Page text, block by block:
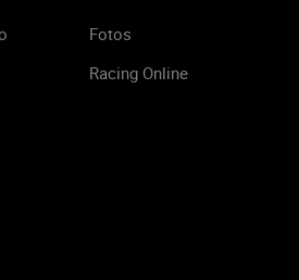
Fotos
Racing Online